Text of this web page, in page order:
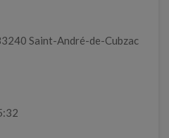
Saint-André-de-Cubzac